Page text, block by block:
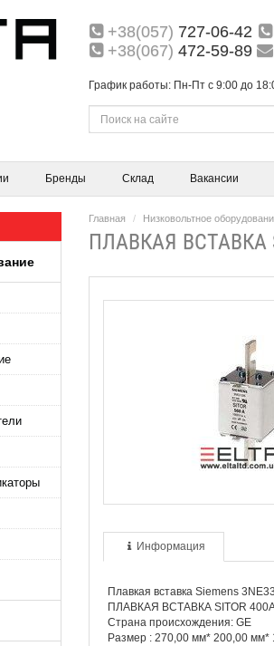
+38(057) 727-06-42
+38(067) 472-59-89
График работы: Пн-Пт с 9:00 до
Бренды Склад Вакансии
Главная Низковольтное
ПЛАВКАЯ ВСТАВКА
Информация
Плавкая вставка Siemens
ПЛАВКАЯ ВСТАВКА SITOR
Страна происхождения: GE
Размер : 270,00 мм* 200,00 мм*